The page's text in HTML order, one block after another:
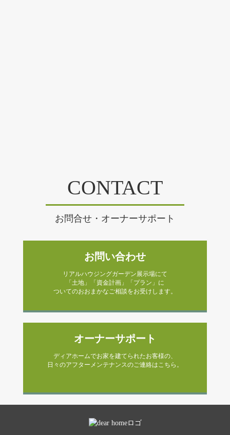
CONTACT
お問合せ・オーナーサポート
お問い合わせ
リアルハウジングガーデン展示場にて
「土地」「資金計画」「プラン」に
ついてのおおまかなご相談をお受けします。
オーナーサポート
ディアホームでお家を建てられたお客様の、
日々のアフターメンテナンスのご連絡はこちら。